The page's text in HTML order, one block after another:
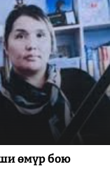
өмүр бою